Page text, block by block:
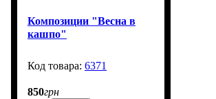
Композиции "Весна в
кашпо"
6371
850грн